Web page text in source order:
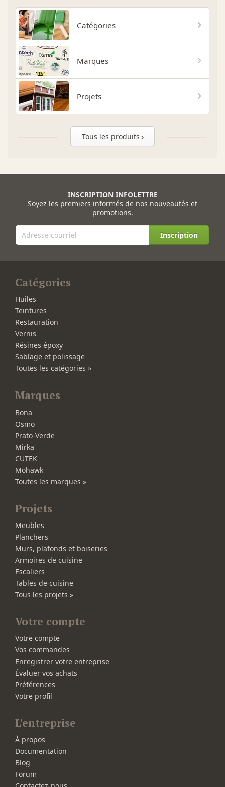
Catégories
Marques
Projets
Tous les produits ›
INSCRIPTION INFOLETTRE
Soyez les premiers informés de nos nouveautés et
promotions.
Inscription
Catégories
Huiles
Teintures
Restauration
Vernis
Résines époxy
Sablage et polissage
Toutes les catégories »
Marques
Bona
Osmo
Prato-Verde
Mirka
CUTEK
Mohawk
Toutes les marques »
Projets
Meubles
Planchers
Murs, plafonds et boiseries
Armoires de cuisine
Escaliers
Tables de cuisine
Tous les projets »
Votre compte
Votre compte
Vos commandes
Enregistrer votre entreprise
Évaluer vos achats
Préférences
Votre profil
L'entreprise
À propos
Documentation
Blog
Forum